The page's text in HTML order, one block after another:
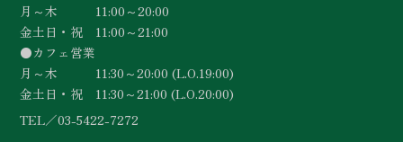
月～木 11:00～20:00
金土日・祝 11:00～21:00
●カフェ営業
月～木 11:30～20:00 (L.O.19:00)
金土日・祝 11:30～21:00 (L.O.20:00)
TEL／03-5422-7272